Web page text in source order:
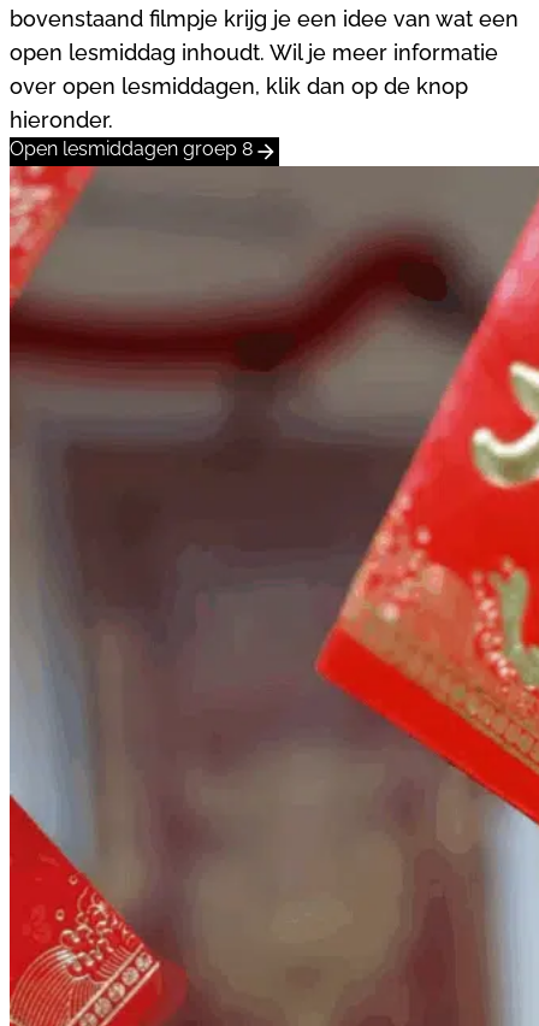
bovenstaand filmpje krijg je een idee van wat een
open lesmiddag inhoudt. Wil je meer informatie
over open lesmiddagen, klik dan op de knop
hieronder.
Open lesmiddagen groep 8